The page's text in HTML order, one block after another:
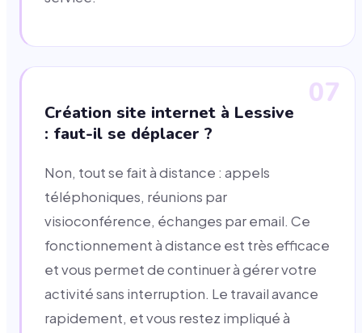
07
Création site internet à Lessive
: faut-il se déplacer ?
Non, tout se fait à distance : appels
téléphoniques, réunions par
visioconférence, échanges par email. Ce
fonctionnement à distance est très efficace
et vous permet de continuer à gérer votre
activité sans interruption. Le travail avance
rapidement, et vous restez impliqué à